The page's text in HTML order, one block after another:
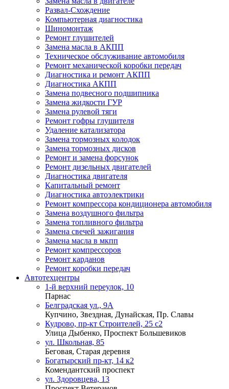
Развал-Схождение
Компьютерная диагностика
Шиномонтаж
Ремонт глушителей
Замена масла в АКПП
Техническое обслуживание автомобиля
Ремонт механической коробки передач
Диагностика и ремонт АКПП
Диагностика АКПП
Замена подвесного подшипника
Замена жидкости ГУР
Замена рулевой тяги
Ремонт гофры глушителя
Удаление катализатора
Замена тормозных колодок
Замена тормозных дисков
Ремонт и замена форсунок
Ремонт дизельных двигателей
Диагностика двигателя
Капитальный ремонт
Диагностика автоэлектрики
Ремонт компрессора кондиционера автомобиля
Замена воздушного фильтра
Замена топливного фильтра
Замена свечей зажигания
Замена масла в мкпп
Ремонт компрессоров
Ремонт карданов
Ремонт коробки передач
Автотехцентры
1-й верхний переулок, 10
Парнас
Белградская ул., 9А
Купчино, Звездная, Дунайская, Пр. Славы
Кудрово, пр-кт Строителей, 25 с2
Улица Дыбенко, Проспект Большевиков
ул. Школьная, 85
Беговая, Старая деревня
Богатырский пр-кт, 14 к2
Комендантский проспект
ул. Здоровцева, 13